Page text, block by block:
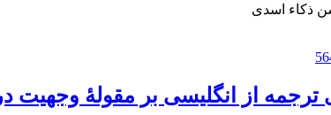
ذکاء اسدی
ترجمه از انگلیسی بر مقولۀ وجهیت